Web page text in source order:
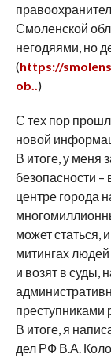
Смоленской
негодяями, но
(https://
ob.. )
С тех пор
новой
В итоге, у меня
безопасности
центре города
может статься,
митингах
и возят в суды,
преступниками
В итоге, я
дел РФ В.А.